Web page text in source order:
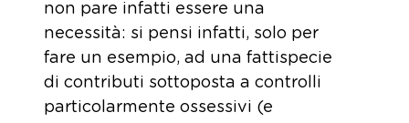
non pare infatti essere una
necessità: si pensi infatti, solo per
fare un esempio, ad una fattispecie
di contributi sottoposta a controlli
particolarmente ossessivi (e